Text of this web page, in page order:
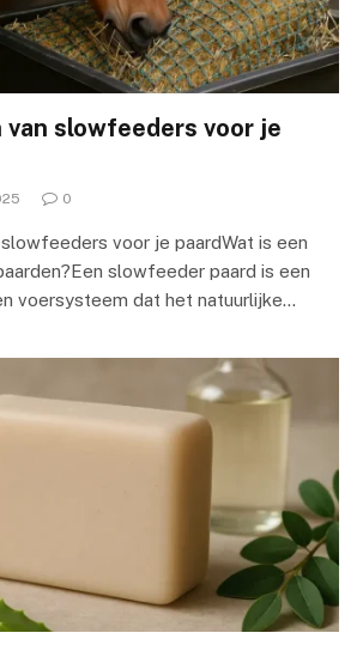
van slowfeeders voor je
0
voor je paardWat is een
slowfeeder paard is een
voersysteem dat het natuurlijke…